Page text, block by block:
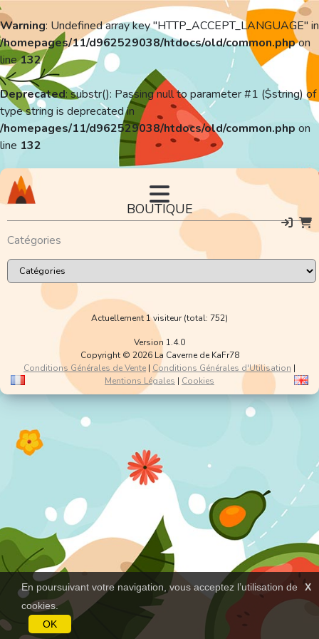
Warning: Undefined array key "HTTP_ACCEPT_LANGUAGE" in
/homepages/11/d962529038/htdocs/old/common.phpon
line132
Deprecated: substr(): Passing null to parameter #1 ($string) of
type string is deprecated in
/homepages/11/d962529038/htdocs/old/common.php on
line 132
BOUTIQUE
Catégories
Actuellement 1 visiteur (total: 752)
Version 1.4.0
Copyright © 2026 La Caverne de KaFr78
Conditions Générales de Vente | Conditions Générales d'Utilisation |
Mentions Légales | Cookies
X
En poursuivant votre navigation, vous acceptez l’utilisation de
cookies.
OK